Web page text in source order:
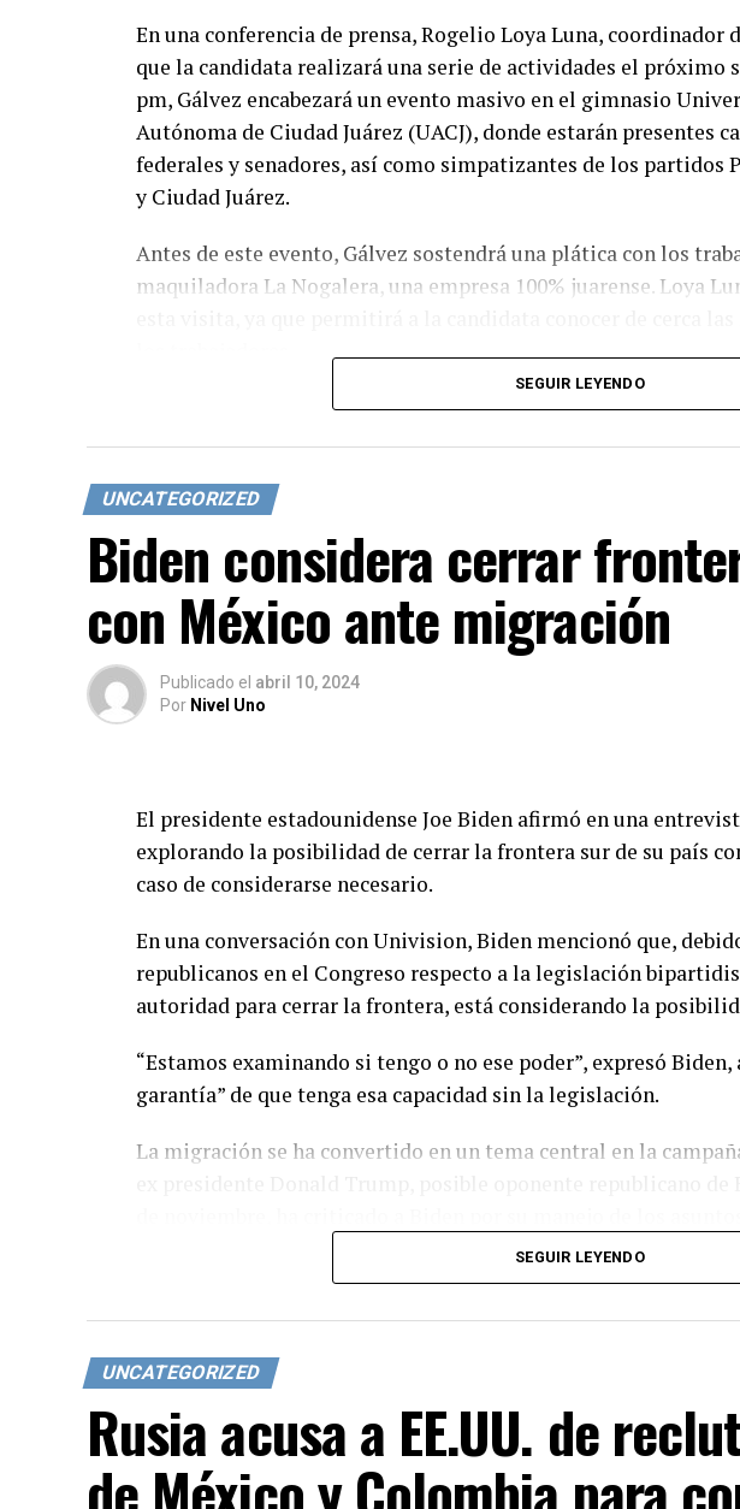
En una conferencia de prensa, Rogelio Loya Luna, coordinador
que la candidata realizará una serie de actividades el próximo
pm, Gálvez encabezará un evento masivo en el gimnasio
Autónoma de Ciudad Juárez (UACJ), donde estarán presentes
federales y senadores, así como simpatizantes de los partidos
y Ciudad Juárez.
Antes de este evento, Gálvez sostendrá una plática con los
maquiladora La Nogalera, una empresa 100% juarense. Loya
“Xóchitl nos va a traer propuestas que son para beneficio de
los ciudadanos de Juárez y lugares vecinos como Guadalupe,
todas las propuestas que trae para estos municipios
La candidata presidencial llegará a Ciudad Juárez el viernes a
sábado tendrá reuniones privadas antes de su participación en
domingo Gálvez llevará a cabo eventos tanto públicos como
SEGUIR LEYENDO
UNCATEGORIZED
Biden considera cerrar
con México ante migración
Publicado el abril 10, 2024
Por Nivel Uno
El presidente estadounidense Joe Biden afirmó en una
explorando la posibilidad de cerrar la frontera sur de su país
caso de considerarse necesario.
En una conversación con Univision, Biden mencionó que,
republicanos en el Congreso respecto a la legislación
autoridad para cerrar la frontera, está considerando la
“Estamos examinando si tengo o no ese poder”, expresó Biden,
garantía” de que tenga esa capacidad sin la legislación.
La migración se ha convertido en un tema central en la
SEGUIR LEYENDO
UNCATEGORIZED
Rusia acusa a EE.UU. de
de México y Colombia para